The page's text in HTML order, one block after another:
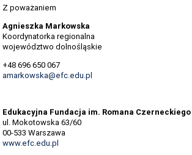
Z poważaniem
Agnieszka Markowska
Koordynatorka regionalna
województwo dolnośląskie
+48 696 650 067
amarkowska@efc.edu.pl
Edukacyjna Fundacja im. Romana Czerneckiego
ul. Mokotowska 63/60
00-533 Warszawa
www.efc.edu.pl